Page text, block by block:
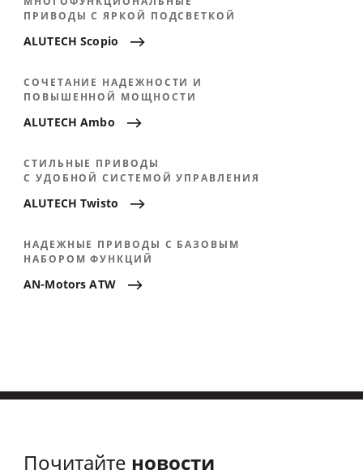
ПРИВОДЫ С ЯРКОЙ ПОДСВЕТКОЙ
ALUTECH Scopio
СОЧЕТАНИЕ НАДЕЖНОСТИ И
ПОВЫШЕННОЙ МОЩНОСТИ
ALUTECH Ambo
СТИЛЬНЫЕ ПРИВОДЫ
С УДОБНОЙ СИСТЕМОЙ УПРАВЛЕНИЯ
ALUTECH Twisto
НАДЕЖНЫЕ ПРИВОДЫ С БАЗОВЫМ
НАБОРОМ ФУНКЦИЙ
AN-Motors ATW
Почитайте новости